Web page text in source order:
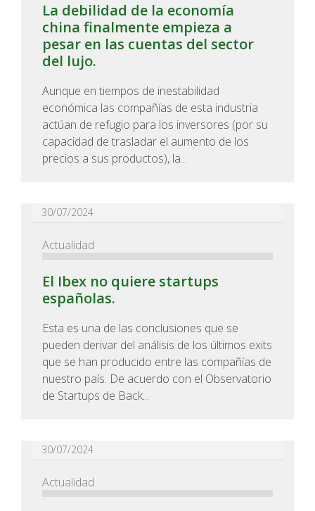
La debilidad de la economía
china finalmente empieza a
pesar en las cuentas del sector
del lujo.
Aunque en tiempos de inestabilidad
económica las compañías de esta industria
actúan de refugio para los inversores (por su
capacidad de trasladar el aumento de los
precios a sus productos), la...
30/07/2024
Actualidad
El Ibex no quiere startups
españolas.
Esta es una de las conclusiones que se
pueden derivar del análisis de los últimos exits
que se han producido entre las compañías de
nuestro país. De acuerdo con el Observatorio
de Startups de Back...
30/07/2024
Actualidad